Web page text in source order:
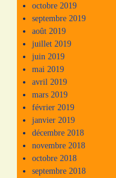
octobre 2019
septembre 2019
août 2019
juillet 2019
juin 2019
mai 2019
avril 2019
mars 2019
février 2019
janvier 2019
décembre 2018
novembre 2018
octobre 2018
septembre 2018